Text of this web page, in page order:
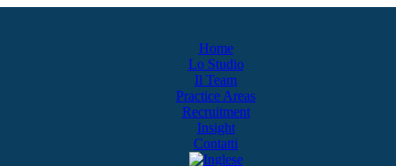
Home
Lo Studio
Il Team
Practice Areas
Recruitment
Insight
Contatti